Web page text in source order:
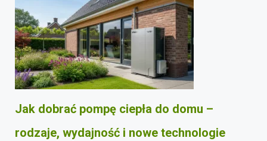
Jak dobrać pompę ciepła do domu –
rodzaje, wydajność i nowe technologie